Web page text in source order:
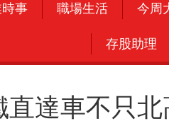
事 職場生活 今周
存股助理
直達車不只